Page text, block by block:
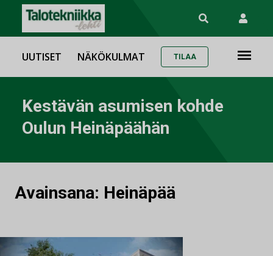
UUTISET NÄKÖKULMAT TILAA
Kestävän asumisen kohde
Oulun Heinäpäähän
Avainsana: Heinäpää